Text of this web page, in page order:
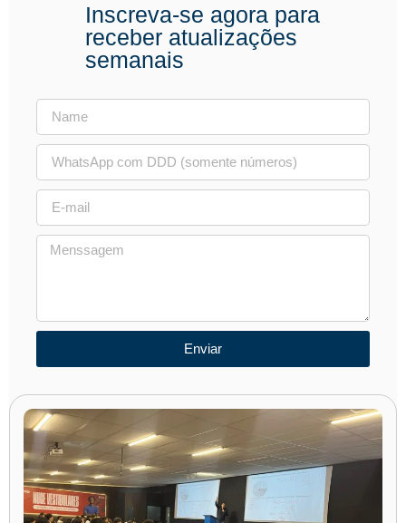
Inscreva-se agora para
receber atualizações
semanais
Enviar